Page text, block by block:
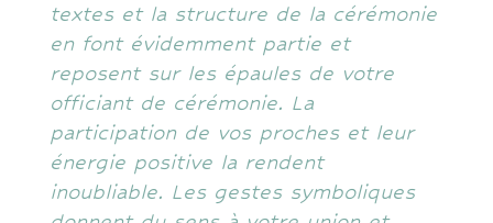
textes et la structure de la cérémonie
en font évidemment partie et
reposent sur les épaules de votre
officiant de cérémonie. La
participation de vos proches et leur
énergie positive la rendent
inoubliable. Les gestes symboliques